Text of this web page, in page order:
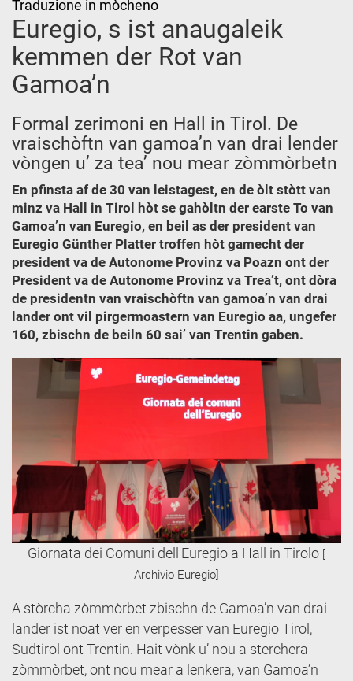
Traduzione in mòcheno
Euregio, s ist anaugaleik
kemmen der Rot van
Gamoa’n
Formal zerimoni en Hall in Tirol. De
vraischòftn van gamoa’n van drai lender
vòngen u’ za tea’ nou mear zòmmòrbetn
En pfinsta af de 30 van leistagest, en de òlt stòtt van
minz va Hall in Tirol hòt se gahòltn der earste To van
Gamoa’n van Euregio, en beil as der president van
Euregio Günther Platter troffen hòt gamecht der
president va de Autonome Provinz va Poazn ont der
President va de Autonome Provinz va Trea’t, ont dòra
de presidentn van vraischòftn van gamoa’n van drai
lander ont vil pirgermoastern van Euregio aa, ungefer
160, zbischn de beiln 60 sai’ van Trentin gaben.
Giornata dei Comuni dell'Euregio a Hall in Tirolo [
Archivio Euregio]
A stòrcha zòmmòrbet zbischn de Gamoa’n van drai
lander ist noat ver en verpesser van Euregio Tirol,
Sudtirol ont Trentin. Hait vònk u’ nou a sterchera
zòmmòrbet, ont nou mear a lenkera, van Gamoa’n